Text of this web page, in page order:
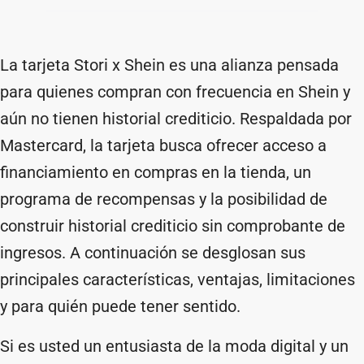
La tarjeta Stori x Shein es una alianza pensada
para quienes compran con frecuencia en Shein y
aún no tienen historial crediticio. Respaldada por
Mastercard, la tarjeta busca ofrecer acceso a
financiamiento en compras en la tienda, un
programa de recompensas y la posibilidad de
construir historial crediticio sin comprobante de
ingresos. A continuación se desglosan sus
principales características, ventajas, limitaciones
y para quién puede tener sentido.
Si es usted un entusiasta de la moda digital y un